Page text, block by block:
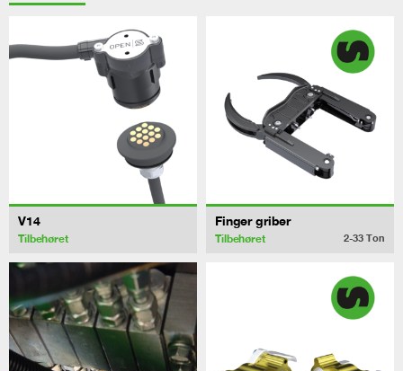
V14
Tilbehøret
Finger griber
Tilbehøret 2-33 Ton